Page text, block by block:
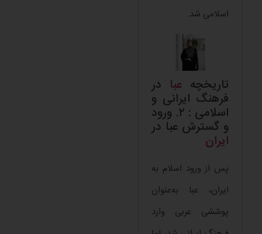
اسلامی شد.
تاریخچه عبا در
فرهنگ ایرانی و
اسلامی : ۲. ورود
و گسترش عبا در
ایران
پس از ورود اسلام به
ایران، عبا به‌عنوان
پوششی عربی وارد